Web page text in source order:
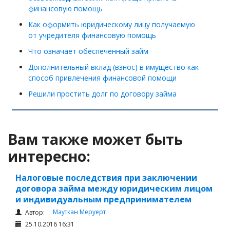
финансовую помощь
Как оформить юридическому лицу получаемую
от учредителя финансовую помощь
Что означает обеспеченный займ
Дополнительный вклад (взнос) в имущество как
способ привлечения финансовой помощи
Решили простить долг по договору займа
Вам также может быть
интересно:
Налоговые последствия при заключении
договора займа между юридическим лицом
и индивидуальным предпринимателем
Автор:
Мауткан Меруерт
25.10.2016 16:31